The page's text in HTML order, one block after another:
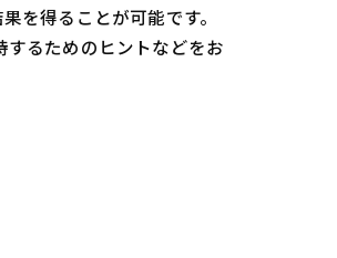
を得ることが可能です。
るためのヒントなどをお